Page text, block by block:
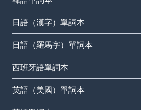
日語（漢字）單詞本
日語（羅馬字）單詞本
西班牙語單詞本
英語（美國）單詞本